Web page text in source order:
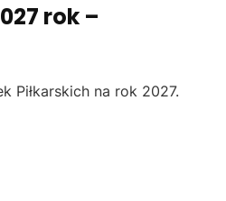
rok –
Piłkarskich na rok 2027.